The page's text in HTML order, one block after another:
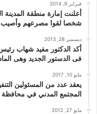
فبراير 9, 2014
شخصا لقوا مصرعهم وأصيب 130 آخرون باختناقات إثر
ديسمبر 28, 2013
أكد الدكتور مفيد شهاب
فى الدستور الجديد وهى المادة 93 للتأكيد على احترام
مايو 10, 2017
يعقد عدد من المسئولين
المجتمع المدني في محافظة
مايو 27, 2012